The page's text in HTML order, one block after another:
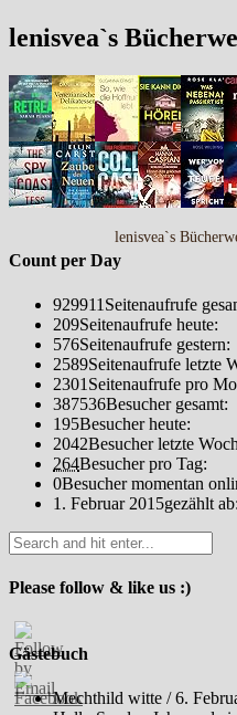
lenisvea`s
lenisvea`s
Count per Day
929911 Seitenaufrufe
209Seitenaufrufe heute:
576Seitenaufrufe gestern:
2589Seitenaufrufe letzte
2301 Seitenaufrufe pro
387536Besucher gesamt:
195Besucher heute:
2042Besucher letzte
264Besucher pro Tag:
0Besucher momentan
1. Februar 2015gezählt ab:
Please follow & like us :)
Gästebuch
Mechthild witte /6.